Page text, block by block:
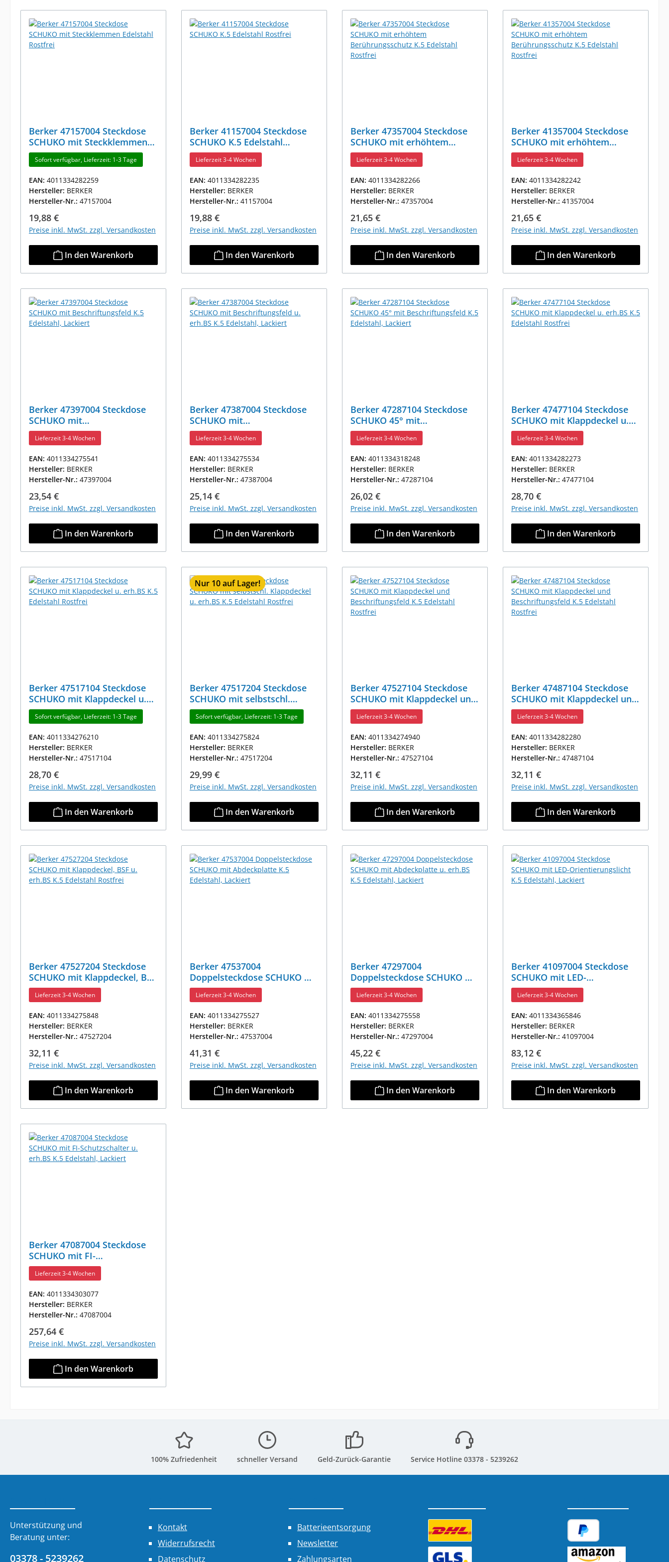
Berker 47157004 Steckdose
SCHUKO mit Steckklemmen
Edelstahl Rostfrei
Sofort verfügbar, Lieferzeit: 1-3 Tage
EAN: 4011334282259
Hersteller: BERKER
Hersteller-Nr.: 47157004
Regulärer Preis:
19,88 €
Preise inkl. MwSt. zzgl. Versandkosten
In den Warenkorb
Berker 41157004 Steckdose
SCHUKO K.5 Edelstahl
Rostfrei
Lieferzeit 3-4 Wochen
EAN: 4011334282235
Hersteller: BERKER
Hersteller-Nr.: 41157004
Regulärer Preis:
19,88 €
Preise inkl. MwSt. zzgl. Versandkosten
In den Warenkorb
Berker 47357004 Steckdose
SCHUKO mit erhöhtem
Berührungsschutz K.5
Edelstahl Rostfrei
Lieferzeit 3-4 Wochen
EAN: 4011334282266
Hersteller: BERKER
Hersteller-Nr.: 47357004
Regulärer Preis:
21,65 €
Preise inkl. MwSt. zzgl. Versandkosten
In den Warenkorb
Berker 41357004 Steckdose
SCHUKO mit erhöhtem
Berührungsschutz K.5
Edelstahl Rostfrei
Lieferzeit 3-4 Wochen
EAN: 4011334282242
Hersteller: BERKER
Hersteller-Nr.: 41357004
Regulärer Preis:
21,65 €
Preise inkl. MwSt. zzgl. Versandkosten
In den Warenkorb
Berker 47397004 Steckdose
SCHUKO mit
Beschriftungsfeld K.5
Edelstahl, Lackiert
Lieferzeit 3-4 Wochen
EAN: 4011334275541
Hersteller: BERKER
Hersteller-Nr.: 47397004
Regulärer Preis:
23,54 €
Preise inkl. MwSt. zzgl. Versandkosten
In den Warenkorb
Berker 47387004 Steckdose
SCHUKO mit
Beschriftungsfeld u. erh.BS
K.5 Edelstahl, Lackiert
Lieferzeit 3-4 Wochen
EAN: 4011334275534
Hersteller: BERKER
Hersteller-Nr.: 47387004
Regulärer Preis:
25,14 €
Preise inkl. MwSt. zzgl. Versandkosten
In den Warenkorb
Berker 47287104 Steckdose
SCHUKO 45° mit
Beschriftungsfeld K.5
Edelstahl, Lackiert
Lieferzeit 3-4 Wochen
EAN: 4011334318248
Hersteller: BERKER
Hersteller-Nr.: 47287104
Regulärer Preis:
26,02 €
Preise inkl. MwSt. zzgl. Versandkosten
In den Warenkorb
Berker 47477104 Steckdose
SCHUKO mit Klappdeckel u.
erh.BS K.5 Edelstahl Rostfrei
Lieferzeit 3-4 Wochen
EAN: 4011334282273
Hersteller: BERKER
Hersteller-Nr.: 47477104
Regulärer Preis:
28,70 €
Preise inkl. MwSt. zzgl. Versandkosten
In den Warenkorb
Berker 47517104 Steckdose
SCHUKO mit Klappdeckel u.
erh.BS K.5 Edelstahl Rostfrei
Sofort verfügbar, Lieferzeit: 1-3 Tage
EAN: 4011334276210
Hersteller: BERKER
Hersteller-Nr.: 47517104
Regulärer Preis:
28,70 €
Preise inkl. MwSt. zzgl. Versandkosten
In den Warenkorb
Nur 10 auf Lager!
Berker 47517204 Steckdose
SCHUKO mit selbstschl.
Klappdeckel u. erh.BS K.5
Edelstahl Rostfrei
Sofort verfügbar, Lieferzeit: 1-3 Tage
EAN: 4011334275824
Hersteller: BERKER
Hersteller-Nr.: 47517204
Regulärer Preis:
29,99 €
Preise inkl. MwSt. zzgl. Versandkosten
In den Warenkorb
Berker 47527104 Steckdose
SCHUKO mit Klappdeckel und
Beschriftungsfeld K.5
Edelstahl Rostfrei
Lieferzeit 3-4 Wochen
EAN: 4011334274940
Hersteller: BERKER
Hersteller-Nr.: 47527104
Regulärer Preis:
32,11 €
Preise inkl. MwSt. zzgl. Versandkosten
In den Warenkorb
Berker 47487104 Steckdose
SCHUKO mit Klappdeckel und
Beschriftungsfeld K.5
Edelstahl Rostfrei
Lieferzeit 3-4 Wochen
EAN: 4011334282280
Hersteller: BERKER
Hersteller-Nr.: 47487104
Regulärer Preis:
32,11 €
Preise inkl. MwSt. zzgl. Versandkosten
In den Warenkorb
Berker 47527204 Steckdose
SCHUKO mit Klappdeckel, BSF
u. erh.BS K.5 Edelstahl
Rostfrei
Lieferzeit 3-4 Wochen
EAN: 4011334275848
Hersteller: BERKER
Hersteller-Nr.: 47527204
Regulärer Preis:
32,11 €
Preise inkl. MwSt. zzgl. Versandkosten
In den Warenkorb
Berker 47537004
Doppelsteckdose SCHUKO mit
Abdeckplatte K.5 Edelstahl,
Lackiert
Lieferzeit 3-4 Wochen
EAN: 4011334275527
Hersteller: BERKER
Hersteller-Nr.: 47537004
Regulärer Preis:
41,31 €
Preise inkl. MwSt. zzgl. Versandkosten
In den Warenkorb
Berker 47297004
Doppelsteckdose SCHUKO mit
Abdeckplatte u. erh.BS K.5
Edelstahl, Lackiert
Lieferzeit 3-4 Wochen
EAN: 4011334275558
Hersteller: BERKER
Hersteller-Nr.: 47297004
Regulärer Preis:
45,22 €
Preise inkl. MwSt. zzgl. Versandkosten
In den Warenkorb
Berker 41097004 Steckdose
SCHUKO mit LED-
Orientierungslicht K.5
Edelstahl, Lackiert
Lieferzeit 3-4 Wochen
EAN: 4011334365846
Hersteller: BERKER
Hersteller-Nr.: 41097004
Regulärer Preis:
83,12 €
Preise inkl. MwSt. zzgl. Versandkosten
In den Warenkorb
Berker 47087004 Steckdose
SCHUKO mit FI-
Schutzschalter u. erh.BS K.5
Edelstahl, Lackiert
Lieferzeit 3-4 Wochen
EAN: 4011334303077
Hersteller: BERKER
Hersteller-Nr.: 47087004
Regulärer Preis:
257,64 €
Preise inkl. MwSt. zzgl. Versandkosten
In den Warenkorb
100% Zufriedenheit schneller Versand Geld-Zurück-Garantie Service Hotline 03378 - 5239262
Unterstützung und
Beratung unter:
03378 - 5239262
Kontakt
Widerrufsrecht
Datenschutz
Batterieentsorgung
Newsletter
Zahlungsarten
Benutzerdefiniertes Bild 1 PayPal